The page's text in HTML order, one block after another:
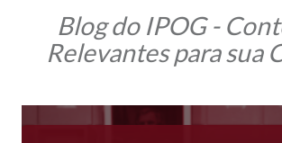
Blog do IPOG -
Relevantes para sua
IPOG
Cast